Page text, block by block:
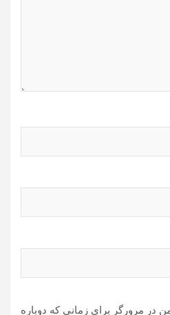
در مرورگر برای زمانی که دوباره